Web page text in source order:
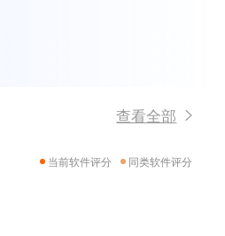
查看全部
当前软件评分 同类软件评分